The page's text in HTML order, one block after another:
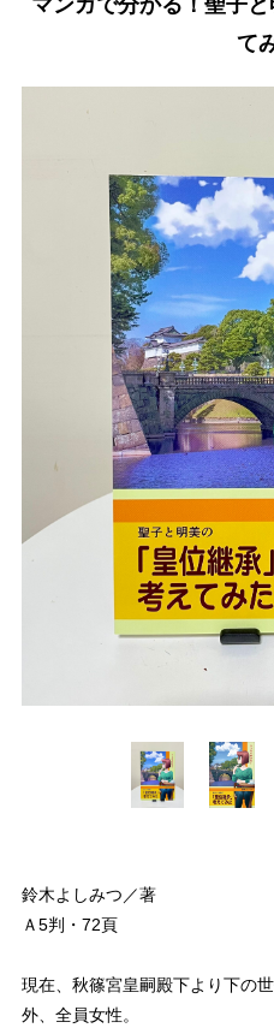
て
鈴木よしみつ／著
Ａ5判・72頁
現在、秋篠宮皇嗣殿下より下の
外、全員女性。